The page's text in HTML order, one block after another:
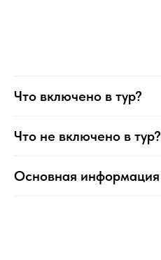
Что включено в тур?
Что не включено в тур?
Основная информация